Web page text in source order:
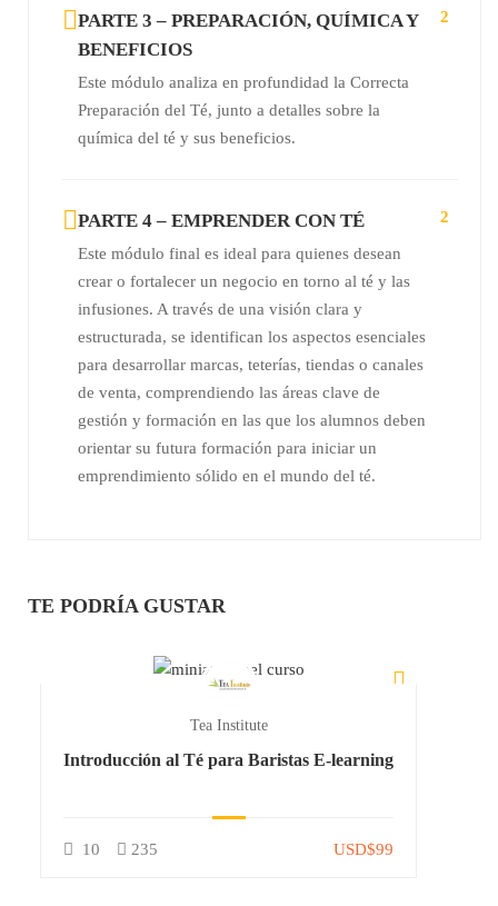
PARTE 3 – PREPARACIÓN, QUÍMICA Y
BENEFICIOS
Este módulo analiza en profundidad la Correcta
Preparación del Té, junto a detalles sobre la
química del té y sus beneficios.
2
PARTE 4 – EMPRENDER CON TÉ
Este módulo final es ideal para quienes desean
crear o fortalecer un negocio en torno al té y las
infusiones. A través de una visión clara y
estructurada, se identifican los aspectos esenciales
para desarrollar marcas, teterías, tiendas o canales
de venta, comprendiendo las áreas clave de
gestión y formación en las que los alumnos deben
orientar su futura formación para iniciar un
emprendimiento sólido en el mundo del té.
2
TE PODRÍA GUSTAR
Tea Institute
Introducción al Té para Baristas E-learning
10 235 USD$99